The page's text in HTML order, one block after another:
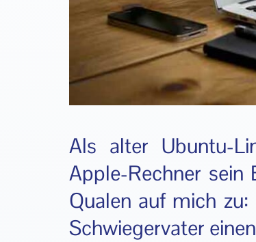
Als alter Ubuntu-
Apple-Rechner
Qualen auf mich
Schwiegervater